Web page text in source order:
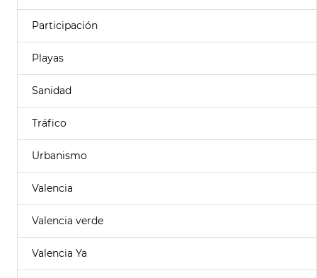
Participación
Playas
Sanidad
Tráfico
Urbanismo
Valencia
Valencia verde
Valencia Ya